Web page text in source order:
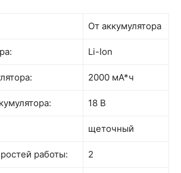
От аккумулятора
Li-Ion
2000 мА*ч
18 В
щеточный
работы: 2